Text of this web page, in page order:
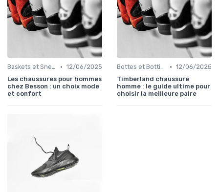
Baskets et Sneakers • 12/06/2025
Les chaussures pour hommes
chez Besson : un choix mode
et confort
Bottes et Bottines • 12/06/2025
Timberland chaussure
homme : le guide ultime pour
choisir la meilleure paire